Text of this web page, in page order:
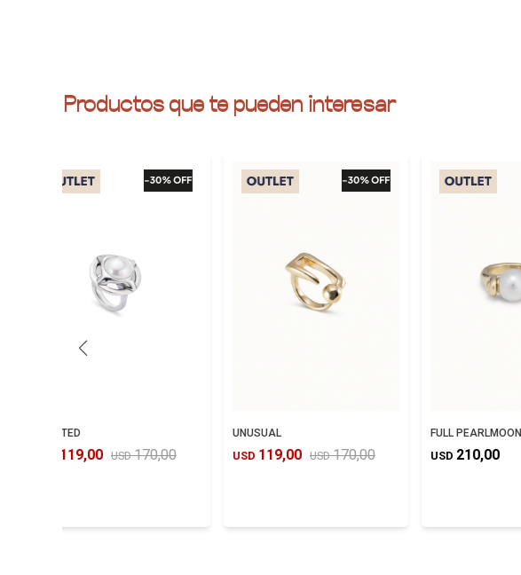
Productos que te pueden interesar
CRAFTED
119,00 USD 170,00
UNUSUAL
USD 119,00 USD 170,00
FULL PEARLMOON
USD 210,00